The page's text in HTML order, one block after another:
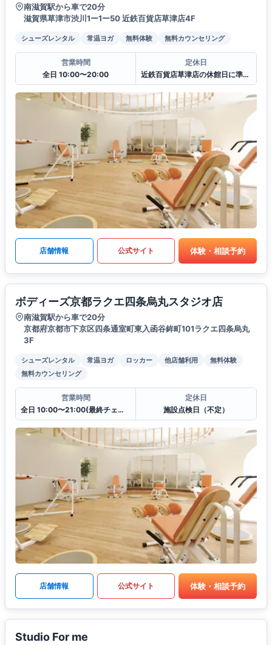
南滋賀駅から車で20分
滋賀県草津市渋川1ー1ー50 近鉄百貨店草津店4F
シューズレンタル 常温ヨガ 無料体験 無料カウンセリング
営業時間
全日 10:00〜20:00
定休日
近鉄百貨店草津店の休館日に準ずる
店舗情報 公式サイト 体験・相談予約
ボディーズ京都ラクエ四条烏丸スタジオ店
南滋賀駅から車で20分
京都府京都市下京区四条通室町東入函谷鉾町101ラクエ四条烏丸
3F
シューズレンタル 常温ヨガ ロッカー 他店舗利用
無料体験
無料カウンセリング
営業時間
全日 10:00〜21:00(最終チェックイン20:30)
定休日
施設点検日（不定）
店舗情報 公式サイト 体験・相談予約
Studio For me